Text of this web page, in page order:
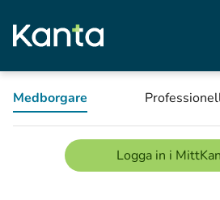
Medborgare
Logga in i